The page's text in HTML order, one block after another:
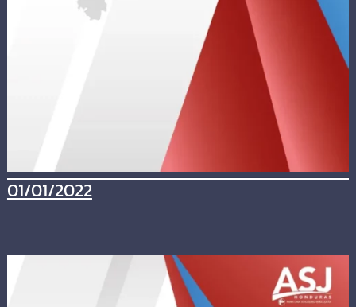
01/01/2022